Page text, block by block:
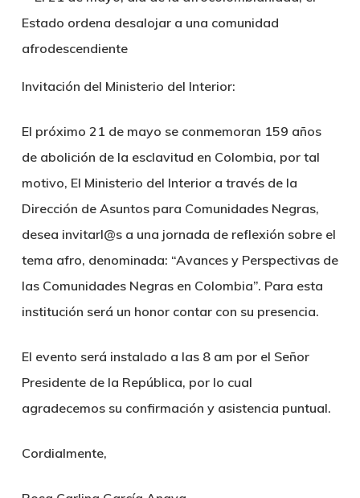
Invitación del Ministerio del Interior:
El próximo 21 de mayo se conmemoran 159 años
de abolición de la esclavitud en Colombia, por tal
motivo, El Ministerio del Interior a través de la
Dirección de Asuntos para Comunidades Negras,
desea invitarl@s a una jornada de reflexión sobre el
tema afro, denominada: “Avances y Perspectivas de
las Comunidades Negras en Colombia”. Para esta
institución será un honor contar con su presencia.
El evento será instalado a las 8 am por el Señor
Presidente de la República, por lo cual
agradecemos su confirmación y asistencia puntual.
Cordialmente,